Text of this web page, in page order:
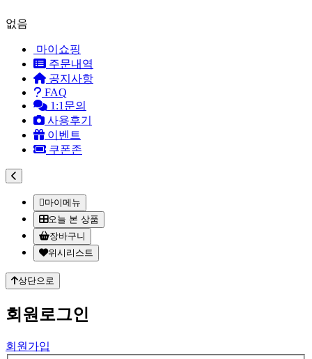
없음
마이쇼핑
주문내역
공지사항
FAQ
1:1문의
사용후기
이벤트
쿠폰존
마이메뉴
오늘 본 상품
장바구니
위시리스트
상단으로
회원로그인
회원가입